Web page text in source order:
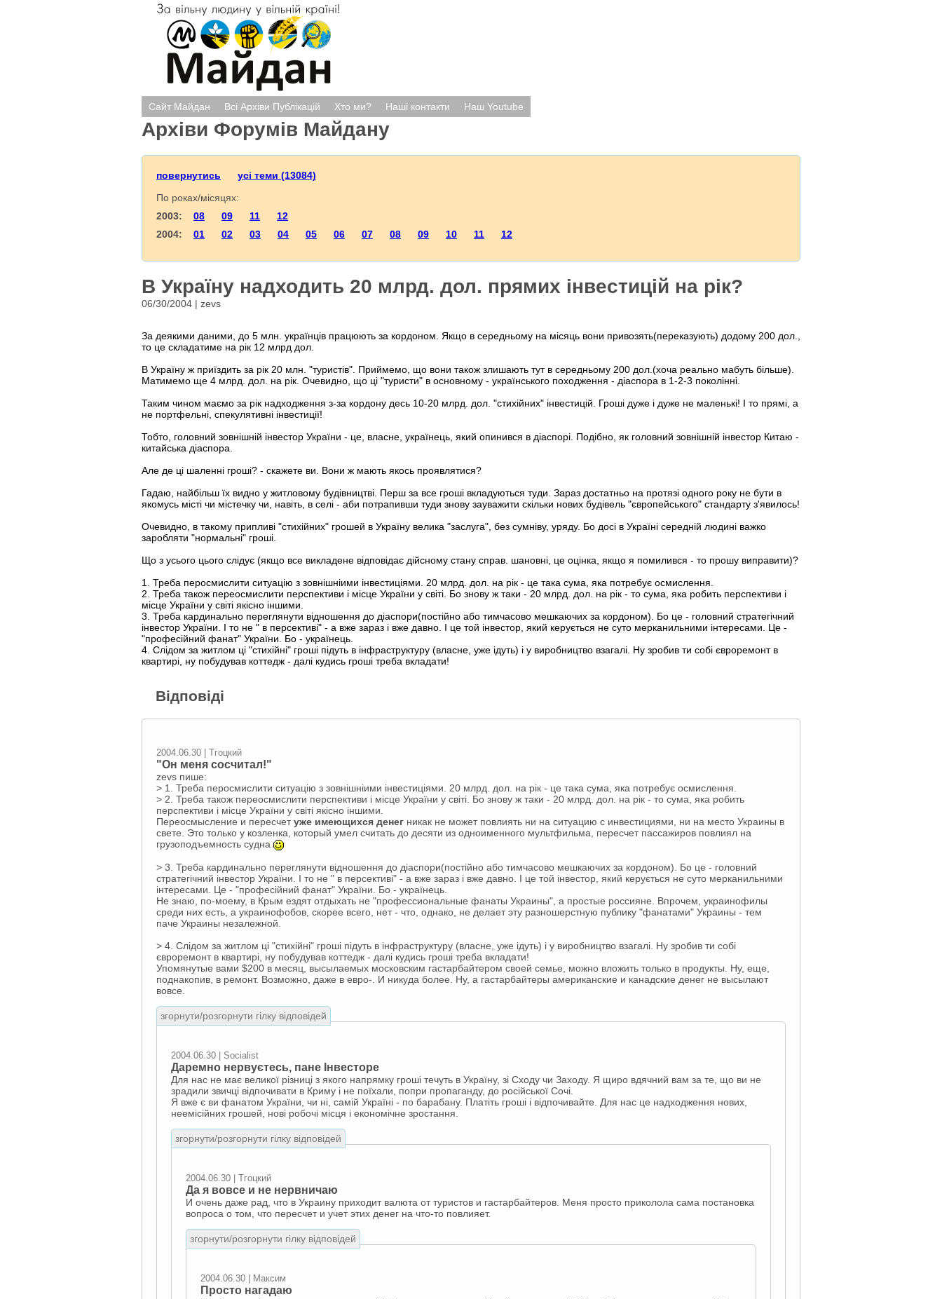
Сайт Майдан Всі Архіви Публікацій Хто ми? Наші контакти Наш Youtube
Архіви Форумів Майдану
повернутись
усі теми (13084)
По роках/місяцях:
2003: 08 09 11
12
2004: 01 02 03 04 05 06 07 08 09 10 11 12
В Україну надходить 20 млрд. дол. прямих інвестицій на рік?
06/30/2004 | zevs
За деякими даними, до 5 млн. українців працюють за кордоном. Якщо в середньому на місяць вони привозять(переказують) додому 200 дол.,
то це складатиме на рік 12 млрд дол.
В Україну ж приїздить за рік 20 млн. "туристів". Приймемо, що вони також злишають тут в середньому 200 дол.(хоча реально мабуть більше).
Матимемо ще 4 млрд. дол. на рік. Очевидно, що ці "туристи" в основному - українського походження - діаспора в 1-2-3 поколінні.
Таким чином маємо за рік надходження з-за кордону десь 10-20 млрд. дол. "стихійних" інвестицій. Гроші дуже і дуже не маленькі! І то прямі, а
не портфельні, спекулятивні інвестиції!
Тобто, головний зовнішній інвестор України - це, власне, українець, який опинився в діаспорі. Подібно, як головний зовнішній інвестор Китаю -
китайська діаспора.
Але де ці шаленні гроші? - скажете ви. Вони ж мають якось проявлятися?
Гадаю, найбільш їх видно у житловому будівництві. Перш за все гроші вкладуються туди. Зараз достатньо на протязі одного року не бути в
якомусь місті чи містечку чи, навіть, в селі - аби потрапивши туди знову зауважити скільки нових будівель "європейського" стандарту з'явилось!
Очевидно, в такому припливі "стихійних" грошей в Україну велика "заслуга", без сумніву, уряду. Бо досі в Україні середній людині важко
заробляти "нормальні" гроші.
Що з усього цього слідує (якщо все викладене відповідає дійсному стану справ. шановні, це оцінка, якщо я помилився - то прошу виправити)?
1. Треба перосмислити ситуацію з зовнішніими інвестиціями. 20 млрд. дол. на рік - це така сума, яка потребує осмислення.
2. Треба також переосмислити перспективи і місце України у світі. Бо знову ж таки - 20 млрд. дол. на рік - то сума, яка робить перспективи і
місце України у світі якісно іншими.
3. Треба кардинально переглянути відношення до діаспори(постійно або тимчасово мешкаючих за кордоном). Бо це - головний стратегічний
інвестор України. І то не " в персективі" - а вже зараз і вже давно. І це той інвестор, який керується не суто мерканильними інтересами. Це -
"професійний фанат" України. Бо - українець.
4. Слідом за житлом ці "стихійні" гроші підуть в інфраструктуру (власне, уже ідуть) і у виробництво взагалі. Ну зробив ти собі євроремонт в
квартирі, ну побудував коттедж - далі кудись гроші треба вкладати!
Відповіді
2004.06.30 | Тгоцкий
"Он меня сосчитал!"
zevs пише:
> 1. Треба перосмислити ситуацію з зовнішніими інвестиціями. 20 млрд. дол. на рік - це така сума, яка потребує осмислення.
> 2. Треба також переосмислити перспективи і місце України у світі. Бо знову ж таки - 20 млрд. дол. на рік - то сума, яка робить
перспективи і місце України у світі якісно іншими.
Переосмысление и пересчетуже имеющихся денег никак не может повлиять ни на ситуацию с инвестициями, ни на место Украины в
свете. Это только у козленка, который умел считать до десяти из одноименного мультфильма, пересчет пассажиров повлиял на
грузоподъемность судна
> 3. Треба кардинально переглянути відношення до діаспори(постійно або тимчасово мешкаючих за кордоном). Бо це - головний
стратегічний інвестор України. І то не " в персективі" - а вже зараз і вже давно. І це той інвестор, який керується не суто мерканильними
інтересами. Це - "професійний фанат" України. Бо - українець.
Не знаю, по-моему, в Крым ездят отдыхать не "профессиональные фанаты Украины", а простые россияне. Впрочем, украинофилы
среди них есть, а украинофобов, скорее всего, нет - что, однако, не делает эту разношерстную публику "фанатами" Украины - тем
паче Украины незалежной.
> 4. Слідом за житлом ці "стихійні" гроші підуть в інфраструктуру (власне, уже ідуть) і у виробництво взагалі. Ну зробив ти собі
євроремонт в квартирі, ну побудував коттедж - далі кудись гроші треба вкладати!
Упомянутые вами $200 в месяц, высылаемых московским гастарбайтером своей семье, можно вложить только в продукты. Ну, еще,
поднакопив, в ремонт. Возможно, даже в евро-. И никуда более. Ну, а гастарбайтеры американские и канадские денег не высылают
вовсе.
згорнути/розгорнути гілку відповідей
2004.06.30 | Socialist
Даремно нервуєтесь, пане Інвесторе
Для нас не має великої різниці з якого напрямку гроші течуть в Україну, зі Сходу чи Заходу. Я щиро вдячний вам за те, що ви не
зрадили звичці відпочивати в Криму і не поїхали, попри пропаганду, до російської Сочі.
Я вже є ви фанатом України, чи ні, самій Україні - по барабану. Платіть гроші і відпочивайте. Для нас це надходження нових,
неемісійних грошей, нові робочі місця і економічне зростання.
згорнути/розгорнути гілку відповідей
2004.06.30 | Тгоцкий
Да я вовсе и не нервничаю
И очень даже рад, что в Украину приходит валюта от туристов и гастарбайтеров. Меня просто приколола сама постановка
вопроса о том, что пересчет и учет этих денег на что-то повлияет.
згорнути/розгорнути гілку відповідей
2004.06.30 | Максим
Просто нагадаю